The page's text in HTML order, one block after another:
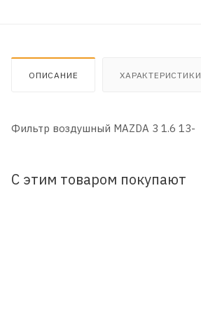
ОПИСАНИЕ ХАРАКТЕРИСТИКИ
Фильтр воздушный MAZDA 3 1.6 13-
С этим товаром покупают